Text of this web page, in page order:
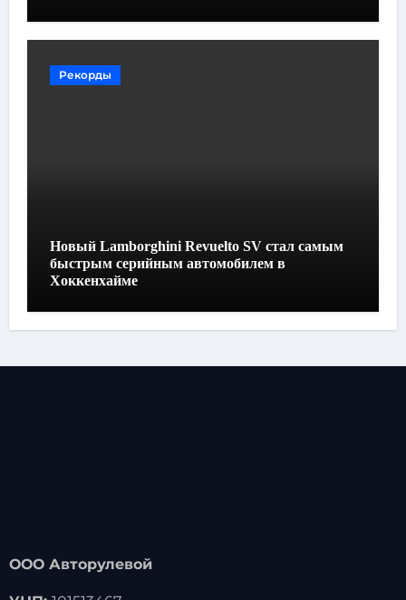
Рекорды
Новый Lamborghini Revuelto SV стал самым
быстрым серийным автомобилем в
Хоккенхайме
ООО Авторулевой